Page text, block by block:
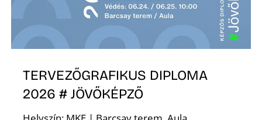
TERVEZŐGRAFIKUS DIPLOMA
2026 # JÖVŐKÉPZŐ